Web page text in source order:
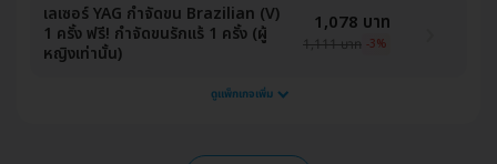
เลเซอร์ YAG กำจัดขน Brazilian (V)
1 ครั้ง ฟรี! กำจัดขนรักแร้ 1 ครั้ง (ผู้
หญิงเท่านั้น)
1,078 บาท
1,111 บาท -3%
ดูแพ็กเกจเพิ่ม